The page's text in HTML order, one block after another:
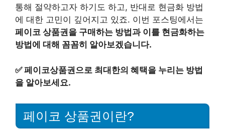
통해 절약하고자 하기도 하고, 반대로 현금화 방법
에 대한 고민이 깊어지고 있죠. 이번 포스팅에서는
페이코 상품권을 구매하는 방법과 이를 현금화하는
방법에 대해 꼼꼼히 알아보겠습니다.
✅페이코상품권으로 최대한의 혜택을 누리는 방법
을 알아보세요.
페이코 상품권이란?